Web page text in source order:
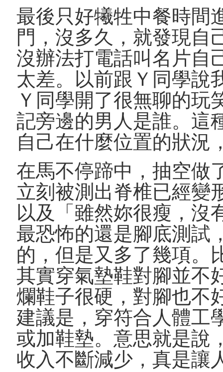
最後只好犧牲中餐時間
門，沒多久，就發現自
沒辦法打電話叫名片自
太差。以前跟Ｙ同學說
Ｙ同學開了很無聊的玩
記旁邊的男人是誰。這
自己在什麼位置的狀況
在馬不停蹄中，抽空做
立刻被測出脊椎已經變
以及「雖然妳很瘦，沒
最恐怖的還是腳底測試
的，但是又多了幾項。
其實穿氣墊鞋對腳並不
爛鞋子很硬，對腳也不
建議是，穿符合人體工
或加鞋墊。意思就是說
收入不斷減少，真是讓